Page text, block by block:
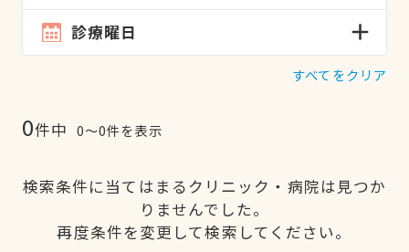
診療曜日
すべてをクリア
0件中 0〜0件を表示
検索条件に当てはまるクリニック・病院は見つか
りませんでした。
再度条件を変更して検索してください。